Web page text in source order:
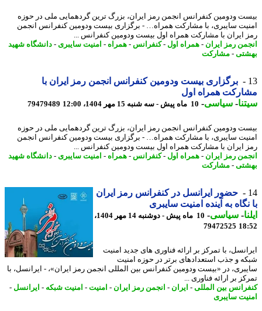
ودومین کنفرانس انجمن رمز ایران، بزرگ ترین گردهمایی ملی در حوزه
سایبری، با مشارکت همراه… - برگزاری بیست ودومین کنفرانس انجمن
ایران با مشارکت همراه اول بیست ودومین کنفرانس ...
رمز ایران - همراه اول-کنفرانس -همراه- امنیت سایبری- دانشگاه شهید
-مشارکت
برگزاری بیست ودومین کنفرانس انجمن رمز ایران با
همراه اول
-سیاسی-10 ماه پیش - سه شنبه 15 مهر 1404، 12:00 79479489
ودومین کنفرانس انجمن رمز ایران، بزرگ ترین گردهمایی ملی در حوزه
سایبری، با مشارکت همراه… - برگزاری بیست ودومین کنفرانس انجمن
ایران با مشارکت همراه اول بیست ودومین کنفرانس ...
رمز ایران - همراه اول-کنفرانس -همراه- امنیت سایبری- دانشگاه شهید
-مشارکت
حضور ایرانسل در کنفرانس رمز ایران
به آینده امنیت سایبری
-سیاسی-
10 ماه پیش - دوشنبه 14 مهر 1404،
79472525
با تمرکز بر ارائه فناوری های جدید امنیت
و جذب استعدادهای برتر در حوزه امنیت
در «بیست ودومین کنفرانس بین المللی انجمن رمز ایران»، - ایرانسل، با
بر ارائه فناوری ...
بین المللی-ایران - انجمن رمز ایران - امنیت-امنیت شبکه-ایرانسل-
سایبری